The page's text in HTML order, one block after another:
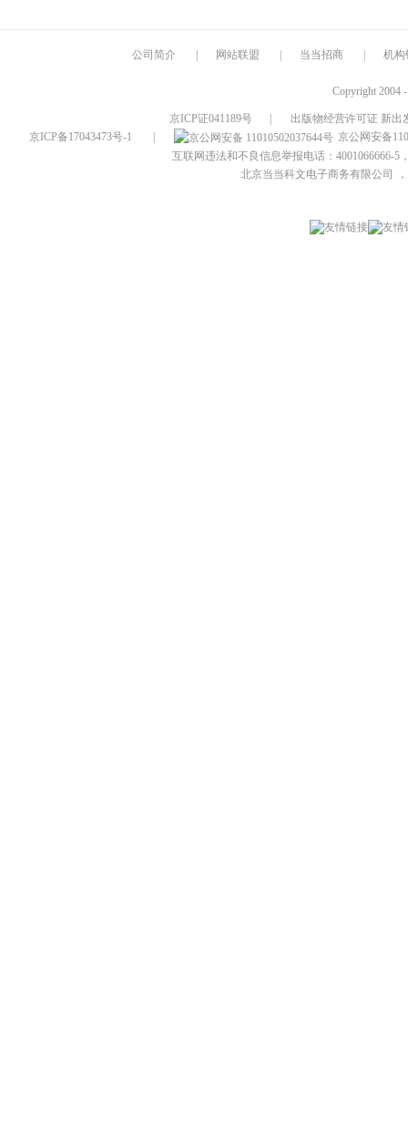
公司简介 网站联盟 当当招商 机构
Copyright 2004
京ICP证041189号
出版物经营许可证 新出
京ICP备17043473号-1
京公网安备
互联网违法和不良信息举报电话：4001066666-5
北京当当科文电子商务有限公司